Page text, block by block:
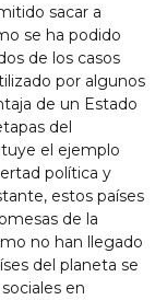
sacar a
se ha podido
de los casos
por algunos
de un Estado
del
el ejemplo
política y
estos países
de la
no han llegado
del planeta se
en